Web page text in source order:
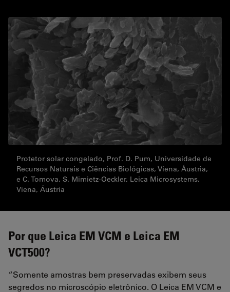
Protetor solar congelado, Prof. D. Pum, Universidade de
Recursos Naturais e Ciências Biológicas, Viena, Áustria,
e C. Tomova, S. Mimietz-Oeckler, Leica Microsystems,
Viena, Áustria
Por que Leica EM VCM e Leica EM
VCT500?
“Somente amostras bem preservadas exibem seus
segredos no microscópio eletrônico. O Leica EM VCM e